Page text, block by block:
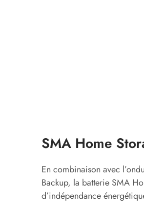
SMA Home
En combinaison avec
Backup, la batterie SMA
d’indépendance